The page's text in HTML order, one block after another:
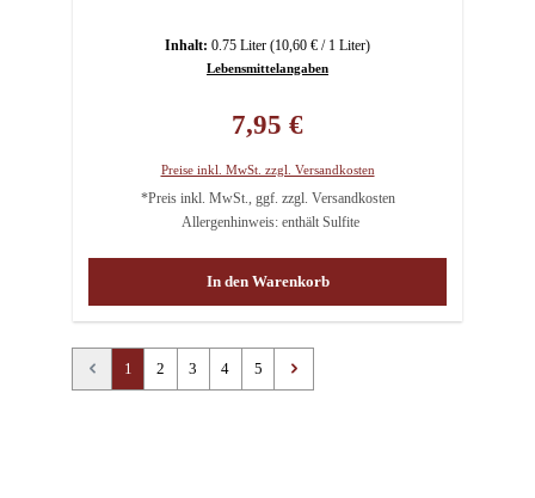
Inhalt: 0.75 Liter (10,60 € / 1 Liter)
Lebensmittelangaben
7,95 €
Preise inkl. MwSt. zzgl. Versandkosten
*Preis inkl. MwSt., ggf. zzgl. Versandkosten
Allergenhinweis: enthält Sulfite
In den Warenkorb
Seite
1 Seite
2 Seite
3 Seite
4 Seite
5